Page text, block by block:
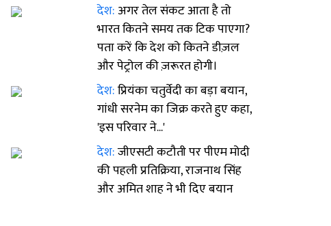
देश: अगर तेल संकट आता है तो
भारत कितने समय तक टिक पाएगा?
पता करें कि देश को कितने डीज़ल
और पेट्रोल की ज़रूरत होगी।
देश:प्रियंका चतुर्वेदी का बड़ा बयान,
गांधी सरनेम का जिक्र करते हुए कहा,
'इस परिवार ने...'
देश:जीएसटी कटौती पर पीएम मोदी
की पहली प्रतिक्रिया, राजनाथ सिंह
और अमित शाह ने भी दिए बयान